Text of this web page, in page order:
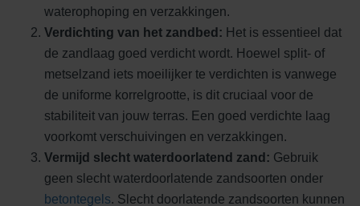
waterophoping en verzakkingen.
Verdichting van het zandbed: Het is essentieel dat
de zandlaag goed verdicht wordt. Hoewel split- of
metselzand iets moeilijker te verdichten is vanwege
de uniforme korrelgrootte, is dit cruciaal voor de
stabiliteit van jouw terras. Een goed verdichte laag
voorkomt verschuivingen en verzakkingen.
Vermijd slecht waterdoorlatend zand: Gebruik
geen slecht waterdoorlatende zandsoorten onder
betontegels. Slecht doorlatende zandsoorten kunnen